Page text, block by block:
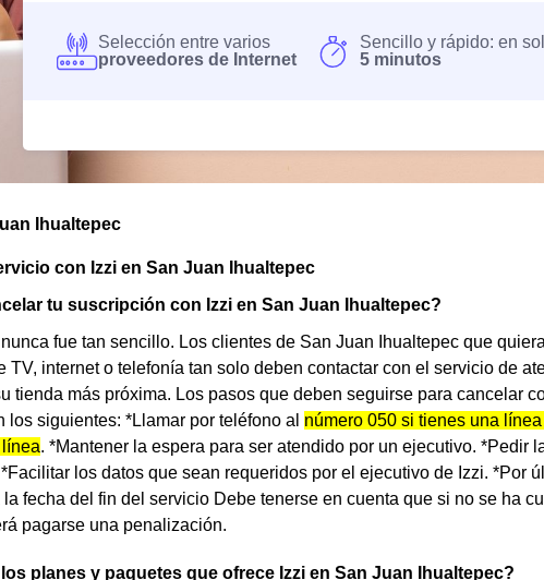
Selección entre varios
proveedores de Internet
Sencillo y rápido: en
5 minutos
Ihualtepec
con Izzi en San Juan Ihualtepec
tu suscripción con Izzi en San Juan Ihualtepec?
nunca fue tan sencillo. Los clientes de San Juan Ihualtepec que
TV, internet o telefonía tan solo deben contactar con el servicio de
tienda más próxima. Los pasos que deben seguirse para cancelar
los siguientes: *Llamar por teléfono al número 050 si tienes una
. *Mantener la espera para ser atendido por un ejecutivo. *Pedir
los datos que sean requeridos por el ejecutivo de Izzi. *Por
fecha del fin del servicio Debe tenerse en cuenta que si no se ha
pagarse una penalización.
planes y paquetes que ofrece Izzi en San Juan Ihualtepec?